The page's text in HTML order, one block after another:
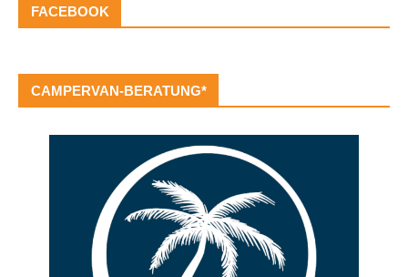
FACEBOOK
CAMPERVAN-BERATUNG*